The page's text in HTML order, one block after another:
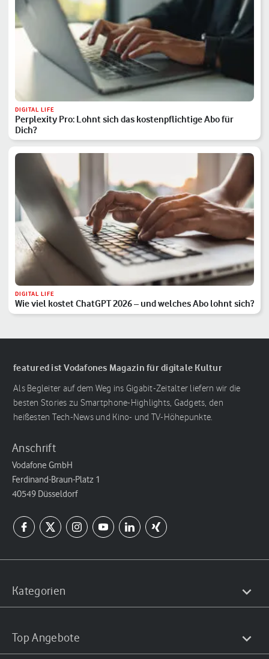
DIGITAL LIFE
Perplexity Pro: Lohnt sich das kostenpflichtige Abo für
Dich?
DIGITAL LIFE
Wie viel kostet ChatGPT 2026 – und welches Abo lohnt sich?
featured ist Vodafones Magazin für digitale Kultur
Als Begleiter auf dem Weg ins Gigabit-Zeitalter liefern wir die
besten Stories zu Smartphone-Highlights, Gadgets, den
heißesten Tech-News und Kino- und TV-Höhepunkte.
Anschrift
Vodafone GmbH
Ferdinand-Braun-Platz 1
40549 Düsseldorf
Kategorien
Top Angebote